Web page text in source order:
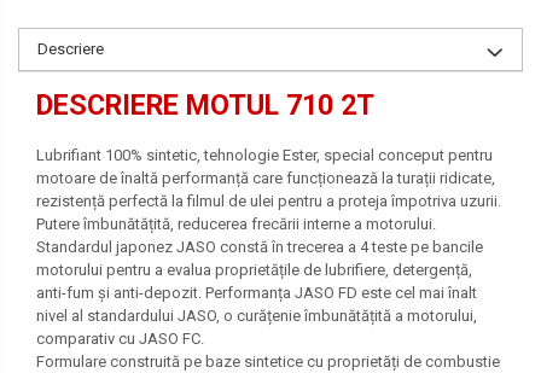
Descriere
DESCRIERE MOTUL 710 2T
Lubrifiant 100% sintetic, tehnologie Ester, special conceput pentru
motoare de înaltă performanță care funcționează la turații ridicate,
rezistență perfectă la filmul de ulei pentru a proteja împotriva uzurii.
Putere îmbunătățită, reducerea frecării interne a motorului.
Standardul japonez JASO constă în trecerea a 4 teste pe bancile
motorului pentru a evalua proprietățile de lubrifiere, detergență,
anti-fum și anti-depozit. Performanța JASO FD este cel mai înalt
nivel al standardului JASO, o curățenie îmbunătățită a motorului,
comparativ cu JASO FC.
Formulare construită pe baze sintetice cu proprietăți de combustie